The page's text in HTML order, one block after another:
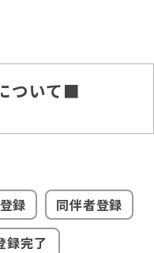
ついて■
録
同伴者登録
録完了